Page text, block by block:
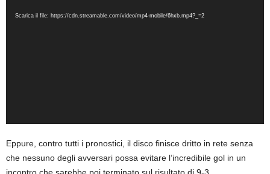
Scarica il file: https://cdn.streamable.com/video/mp4-mobile/6hxb.mp4?_=2
Eppure, contro tutti i pronostici, il disco finisce dritto in rete senza
che nessuno degli avversari possa evitare l’incredibile gol in un